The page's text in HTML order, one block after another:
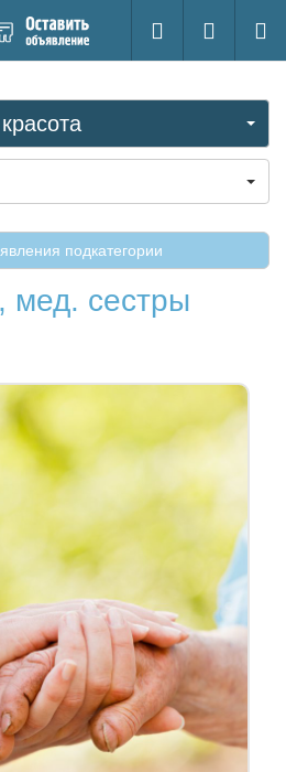
Поиск
Вход на
подкатегории
мед. сестры